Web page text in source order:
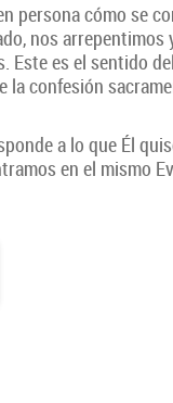
persona cómo se
nos arrepentimos
es el sentido
la confesión
a lo que Él
en el mismo